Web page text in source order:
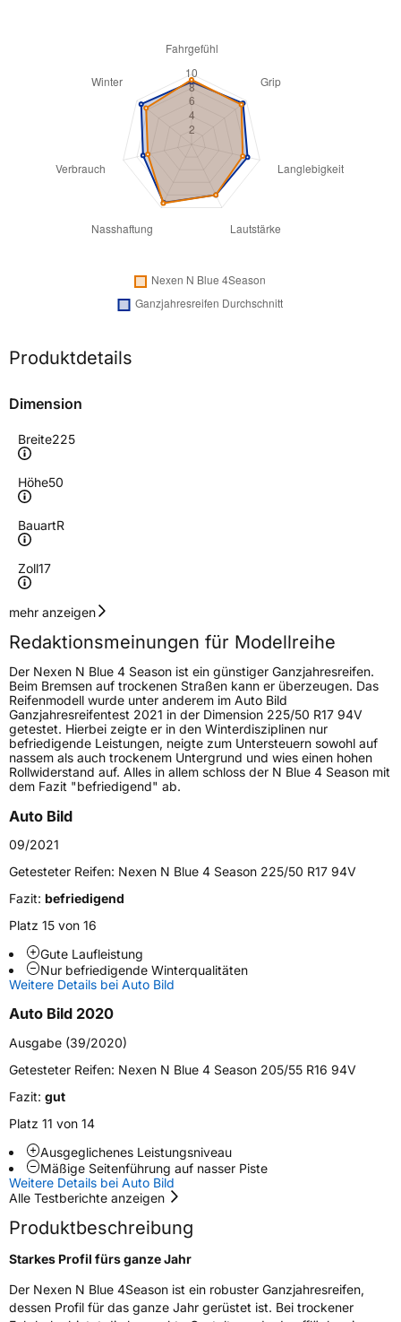
Produktdetails
Dimension
Breite225
Höhe50
BauartR
Zoll17
Geschwindigkeitsindex
Höchstgeschwindigkeit
240 km/h
Lastindex94
Höchstlast670 kg
Generelle Merkmale
Fahrzeugtyp
PKW
Verwendung
Modellname
FahrzeugartPKW & SUV
Weitere Eigenschaften
SchlauchtypTL
ZustandNeureifen
M+SJa
Felgenschutz FR
EU Label
EffizienzD
Rollgeräusch (Klasse)A
Rollgeräusch (dB)69
mehr anzeigen
Redaktionsmeinungen für Modellreihe
Der Nexen N Blue 4 Season ist ein günstiger Ganzjahresreifen.
Beim Bremsen auf trockenen Straßen kann er überzeugen. Das
Reifenmodell wurde unter anderem im Auto Bild
Ganzjahresreifentest 2021 in der Dimension 225/50 R17 94V
getestet. Hierbei zeigte er in den Winterdisziplinen nur
befriedigende Leistungen, neigte zum Untersteuern sowohl auf
nassem als auch trockenem Untergrund und wies einen hohen
Rollwiderstand auf. Alles in allem schloss der N Blue 4 Season mit
dem Fazit "befriedigend" ab.
Auto Bild
09/2021
Getesteter Reifen: Nexen N Blue 4 Season 225/50 R17 94V
Fazit: befriedigend
Platz 15 von 16
Gute Laufleistung
Nur befriedigende Winterqualitäten
Weitere Details bei Auto Bild
Auto Bild 2020
Ausgabe (39/2020)
Getesteter Reifen: Nexen N Blue 4 Season 205/55 R16 94V
Fazit: gut
Platz 11 von 14
Ausgeglichenes Leistungsniveau
Mäßige Seitenführung auf nasser Piste
Weitere Details bei Auto Bild
Alle Testberichte anzeigen
Produktbeschreibung
Starkes Profil fürs ganze Jahr
Der Nexen N Blue 4Season ist ein robuster Ganzjahresreifen,
dessen Profil für das ganze Jahr gerüstet ist. Bei trockener